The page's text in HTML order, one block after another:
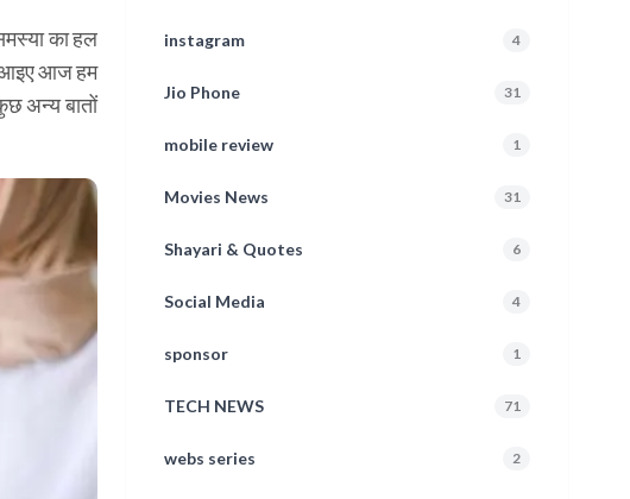
का हल
आज हम
अन्य बातों
instagram 4
Jio Phone 31
mobile review 1
Movies News 31
Shayari & Quotes 6
Social Media 4
sponsor 1
TECH NEWS 71
webs series 2